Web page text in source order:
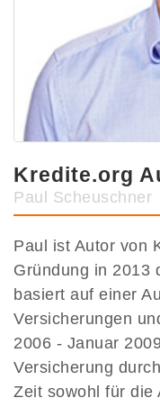
Kredite.org
Paul Scheuschner
Paul ist Autor von
Gründung in 2013
basiert auf einer
Versicherungen
2006 - Januar
Versicherung
Zeit sowohl für die